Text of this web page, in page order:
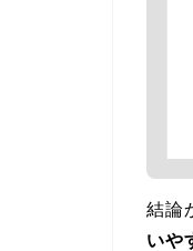
結論
いや